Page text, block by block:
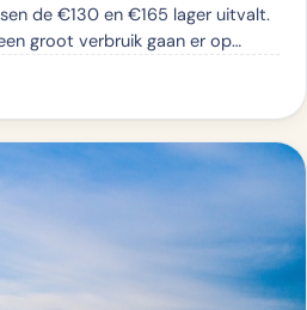
de €130 en €165 lager uitvalt.
groot verbruik gaan er op